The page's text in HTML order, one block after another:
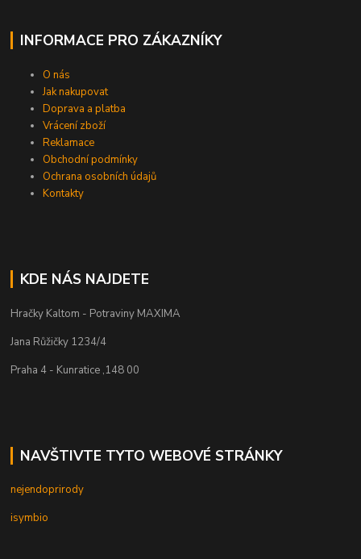
INFORMACE PRO ZÁKAZNÍKY
O nás
Jak nakupovat
Doprava a platba
Vrácení zboží
Reklamace
Obchodní podmínky
Ochrana osobních údajů
Kontakty
KDE NÁS NAJDETE
Hračky Kaltom - Potraviny MAXIMA
Jana Růžičky 1234/4
Praha 4 - Kunratice ,148 00
NAVŠTIVTE TYTO WEBOVÉ STRÁNKY
nejendoprirody
isymbio